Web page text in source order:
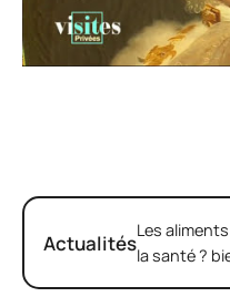
ActualitésLes
la santé ?